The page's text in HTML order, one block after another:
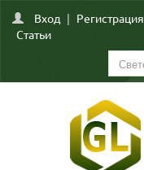
Вход | Регистрация
Статьи